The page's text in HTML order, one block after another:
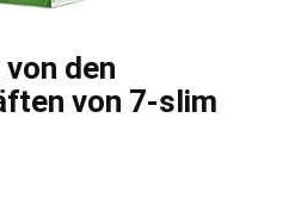
den
von 7-slim